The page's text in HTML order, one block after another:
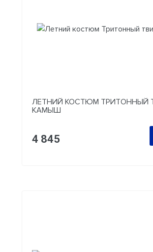
ЛЕТНИЙ КОСТЮМ ТРИТОННЫЙ
КАМЫШ
4 845